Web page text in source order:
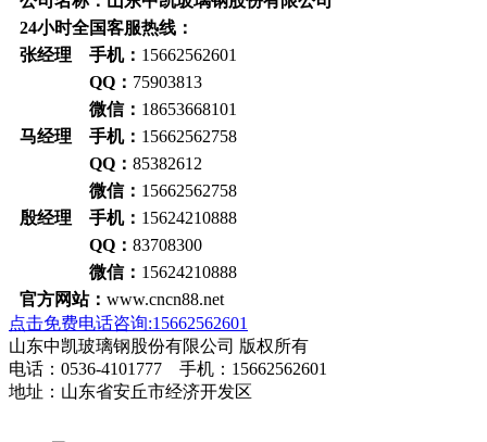
24小时全国客服热线：
张经理 手机： 15662562601
QQ： 75903813
微信： 18653668101
马经理 手机： 15662562758
QQ： 85382612
微信： 15662562758
殷经理 手机： 15624210888
QQ： 83708300
微信： 15624210888
官方网站： www.cncn88.net
点击免费电话咨询:15662562601
山东中凯玻璃钢股份有限公司 版权所有
电话：0536-4101777 手机：15662562601
地址：山东省安丘市经济开发区